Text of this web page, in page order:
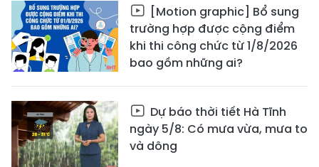
[Motion graphic] Bổ sung
trường hợp được cộng điểm
khi thi công chức từ 1/8/2026
bao gồm những ai?
Dự báo thời tiết Hà Tĩnh
ngày 5/8: Có mưa vừa, mưa to
và dông